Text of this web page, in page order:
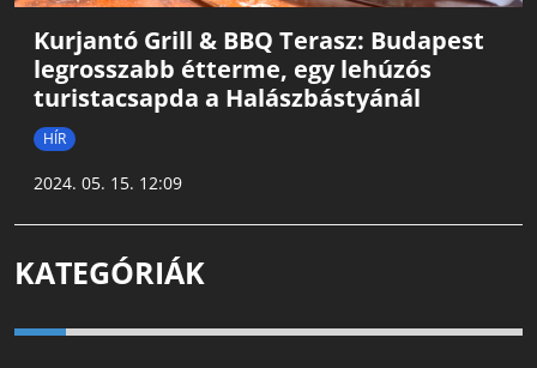
Kurjantó Grill & BBQ Terasz: Budapest
legrosszabb étterme, egy lehúzós
turistacsapda a Halászbástyánál
HÍR
2024. 05. 15. 12:09
KATEGÓRIÁK